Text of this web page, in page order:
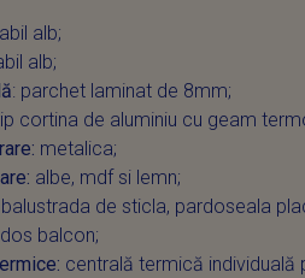
alb;
alb;
: parchet laminat de 8mm;
cortina de aluminiu cu geam
metalica;
albe, mdf si lemn;
balustrada de sticla, pardoseala
balcon;
centrală termică individuală